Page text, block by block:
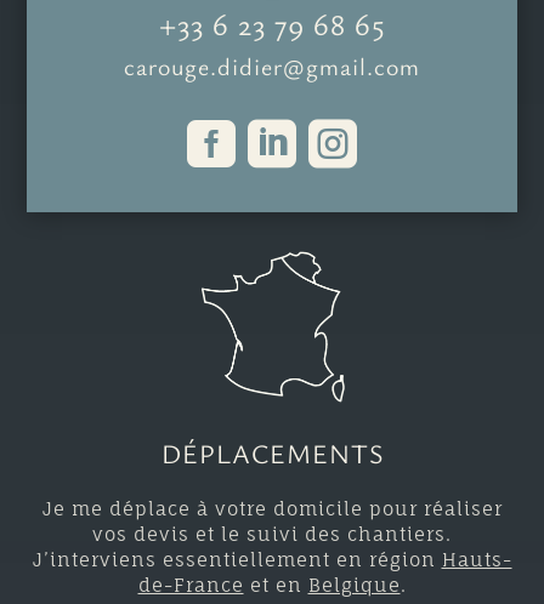
+33 6 23 79 68 65
carouge.didier@gmail.com
  
DÉPLACEMENTS
Je me déplace à votre domicile pour réaliser
vos devis et le suivi des chantiers.
J’interviens essentiellement en région Hauts-
de-France et en Belgique.